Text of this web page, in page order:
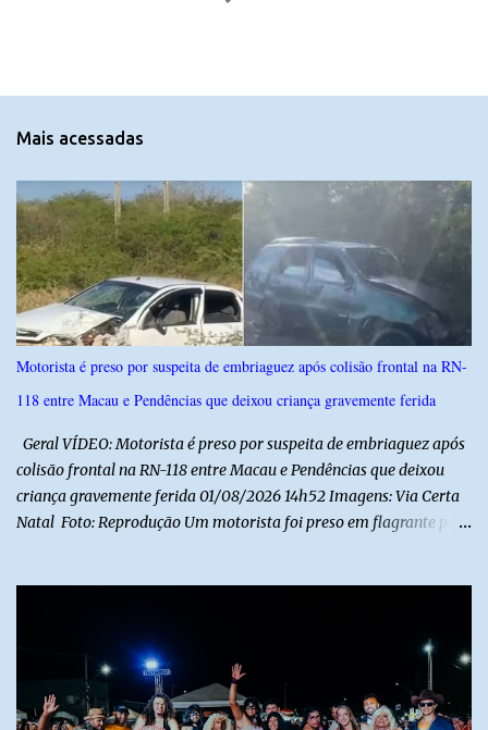
n
r
i
o
s
Mais acessadas
Motorista é preso por suspeita de embriaguez após colisão frontal na RN-
118 entre Macau e Pendências que deixou criança gravemente ferida
Geral VÍDEO: Motorista é preso por suspeita de embriaguez após
colisão frontal na RN-118 entre Macau e Pendências que deixou
criança gravemente ferida 01/08/2026 14h52 Imagens: Via Certa
Natal Foto: Reprodução Um motorista foi preso em flagrante por
Um dos condutores apresentava sinais de embriaguez, foi levado
ao Hospital Regional Tarcísio Maia, em Mossoró, e autuado em
flagrante. O exame pericial para confirmar a presença de álcool no